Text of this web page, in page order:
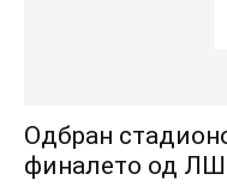
Одбран
финалето од ЛШ